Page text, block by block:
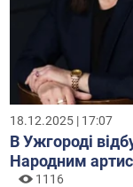
18.12.2025 | 17:07
В Ужгороді
Народним
1116